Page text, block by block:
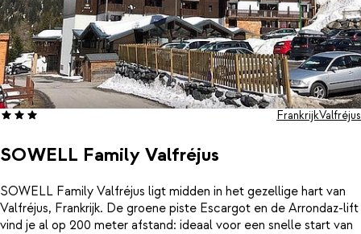
SOWELL Family Valfréjus
FrankrijkValfréjus
SOWELL Family Valfréjus ligt midden in het gezellige hart van
Valfréjus, Frankrijk. De groene piste Escargot en de Arrondaz-lift
vind je al op 200 meter afstand: ideaal voor een snelle start van